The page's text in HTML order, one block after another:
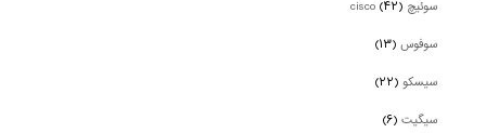
سوئیچ cisco (۴۲)
سوفوس(۱۳)
سیسکو(۲۲)
سیگیت(۶)